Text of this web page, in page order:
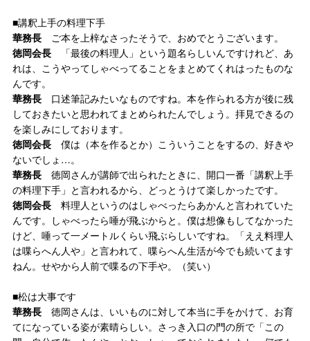
■講釈上手の料理下手
華務長ご本を上梓なさったそうで、おめでとうございます。
徳岡会長「最後の料理人」という題名らしいんですけれど、あ
れは、こうやってしゃべってることをまとめてくれはったものな
んです。
華務長口述筆記みたいなものですね。本を作られる方が後に残
しておきたいと思われてまとめられたんでしょう。拝見できるの
を楽しみにしております。
徳岡会長僕は（本を作るとか）こういうことをするの、好きや
ないでしょ…。
華務長徳岡さんが講師で出られたときに、開口一番「講釈上手
の料理下手」と言われるから、どっとうけて楽しかったです。
徳岡会長料理人というのはしゃべったらあかんと言われていた
んです。しゃべったら唾が飛ぶからと。僕は想像もしてなかった
けど、唾って一メートルくらい飛ぶらしいですね。「ええ料理人
は喋らへん人や」と言われて、喋らへん生活が今でも続いてます
ねん。せやから人前で喋るの下手や。（笑い）
■松は大事です
華務長徳岡さんは、いいものに対して本当に手をかけて、お育
てになっている姿が素晴らしい。さっき入口の門の所で「この